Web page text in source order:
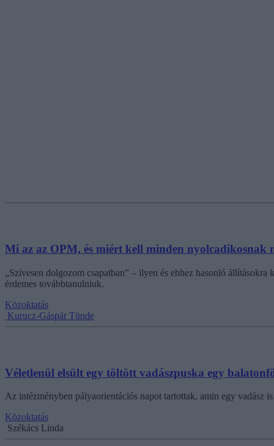
Mi az az OPM, és miért kell minden nyolcadikosnak
„Szívesen dolgozom csapatban” – ilyen és ehhez hasonló
érdemes továbbtanulniuk.
Közoktatás
Kurucz-Gáspár Tünde
Véletlenül elsült egy töltött vadászpuska egy
Az intézményben pályaorientációs napot tartottak, amin egy vadász
Közoktatás
Székács Linda